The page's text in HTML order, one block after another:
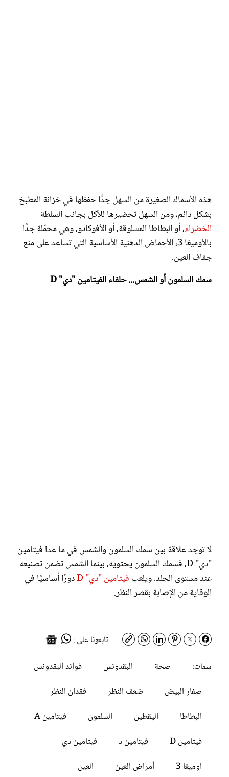
هذه الأسماك الصغيرة من السهل جدًّا حفظها في خزانة المطبخ
بشكل دائم، ومن السهل تحضيرها للأكل بجانب السلطة
الخضراء، أو البطاطا المسلوقة، أو الأفوكادو، وهي محمّلة جدًّا
بالأوميغا 3، الأحماض الدهنية الأساسية التي تساعد على منع
جفاف العين.
سمك السلمون أو الشمس... حلفاء الفيتامين "دي" D
لا توجد علاقة بين سمك السلمون والشمس في ما عدا فيتامين
"دي" D، فسمك السلمون يحتويه، بينما الشمس تضمن تصنيعه
عند مستوى الجلد. ويلعب فيتامين "دي" D
دورًا أساسيًّا في
الوقاية من الإصابة بقصر النظر.
تابعونا على :
سمات:
صحة البقدونس
فوائد البقدونس
صفار البيض
ضعف النظر
فقدان النظر
البطاطا
اليقطين السلمون
فيتامين A
فيتامين D
فيتامين د
فيتامين دي
اوميغا 3
أمراض العين العين